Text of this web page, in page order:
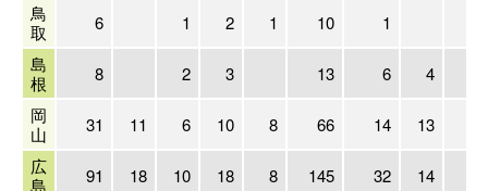
鳥
取
6 1 2 1 10
1
島
根
8 2 3 13 6 4
岡
山
31 11 6 10 8 66 14 13
広
島
91 18 10 18 8 145 32 14